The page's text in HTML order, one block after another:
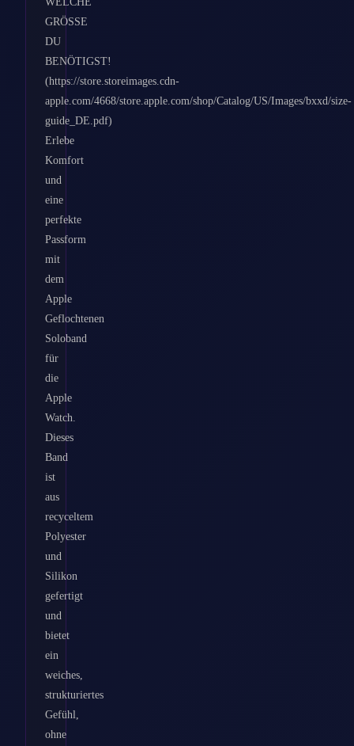
GRÖSSE
DU
BENÖTIGST!
(https://store.storeimages.cdn-
apple.com/4668/store.apple.com/shop/Catalog/US/Images/bxxd/size-
guide_DE.pdf)
Erlebe
Komfort
und
eine
perfekte
Passform
mit
dem
Apple
Geflochtenen
Soloband
für
die
Apple
Watch.
Dieses
Band
ist
aus
recyceltem
Polyester
und
Silikon
gefertigt
und
bietet
ein
weiches,
strukturiertes
Gefühl,
ohne